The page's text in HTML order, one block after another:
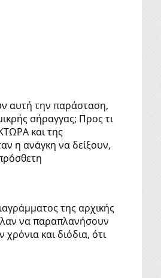
αυτή την παράσταση,
σήραγγας; Προς τι
και της
η ανάγκη να δείξουν,
της αρχικής
να παραπλανήσουν
και διόδια, ότι